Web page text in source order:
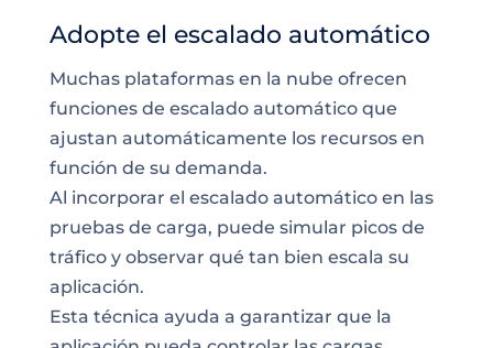
Adopte el escalado automático
Muchas plataformas en la nube ofrecen
funciones de escalado automático que
ajustan automáticamente los recursos en
función de su demanda.
Al incorporar el escalado automático en las
pruebas de carga, puede simular picos de
tráfico y observar qué tan bien escala su
aplicación.
Esta técnica ayuda a garantizar que la